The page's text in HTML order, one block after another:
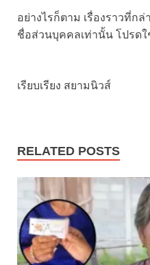
อย่างไรก็ตาม เรื่องราวที่ก
ชื่อส่วนบุคคลเท่านั้น โปรด
เรียบเรียง สยามนิวส์
RELATED POSTS